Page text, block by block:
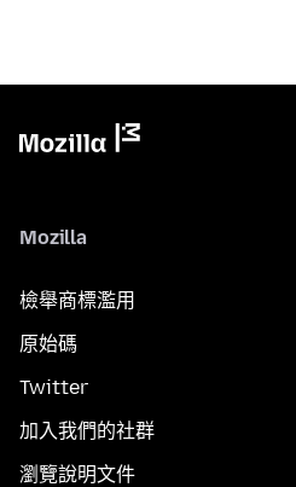
Mozilla
檢舉商標濫用
原始碼
Twitter
加入我們的社群
瀏覽說明文件